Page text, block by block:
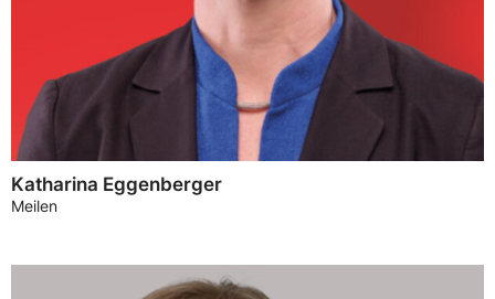
Katharina Eggenberger
Meilen